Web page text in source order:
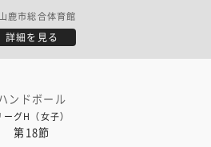
山鹿市総合体育館
詳細を見る
ンドボール
ーグH（女子）
第18節